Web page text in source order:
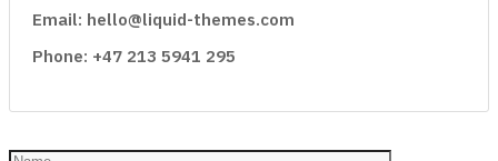
Email: hello@liquid-themes.com
Phone: +47 213 5941 295